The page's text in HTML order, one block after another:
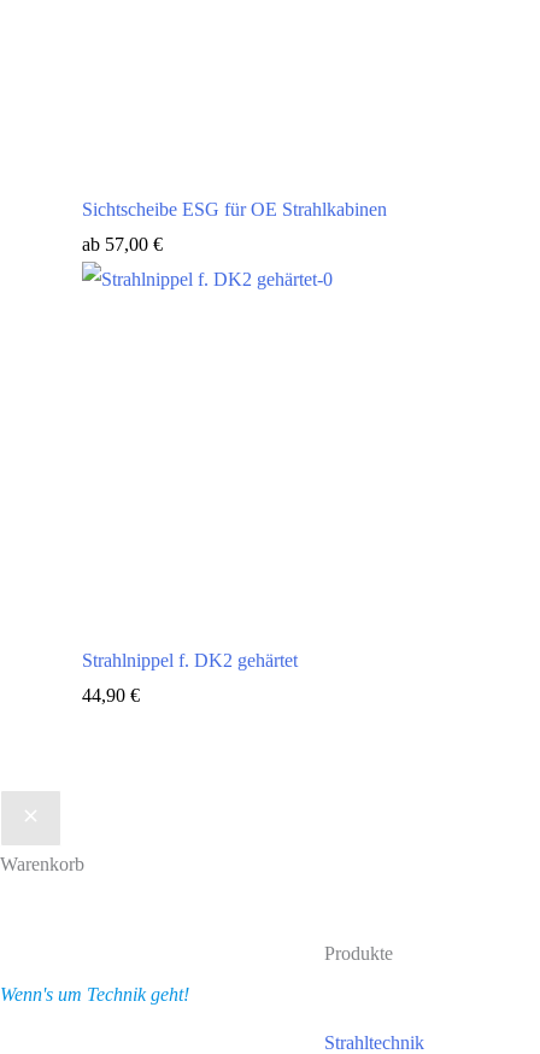
Sichtscheibe ESG für OE Strahlkabinen
ab 57,00 €
Strahlnippel f. DK2 gehärtet
44,90 €
Warenkorb
Wenn's um Technik geht!
Produkte
Strahltechnik